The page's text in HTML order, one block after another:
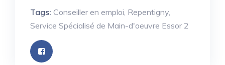
Tags: Conseiller en emploi, Repentigny,
Service Spécialisé de Main-d'oeuvre Essor 2